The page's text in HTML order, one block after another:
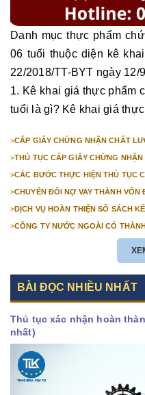
Danh mục thực phẩm
06 tuổi thuộc diện kê
22/2018/TT-BYT ngày 12/
1. Kê khai giá thực phẩm
tuổi là gì? Kê khai giá
>CẤP GIẤY CHỨNG NHẬN CHẤT
NHẬP KHẨU
>THỦ TỤC CẤP GIẤY CHỨNG
>CÁC BƯỚC THỰC HIỆN THỦ TỤC
>CHUYỂN ĐỔI NỢ VAY THÀNH
GIẤY CHỨNG NHẬN ĐĂNG KÝ
>DỊCH VỤ HOÀN THIỆN SỔ SÁCH
>CÔNG TY NƯỚC NGOÀI CÓ
ĐƯỢC KHÔNG? NHỮNG ĐIỀU
BÀI ĐỌC NHIỀU NHẤT
Thủ tục xác nhận hoàn
nhất)